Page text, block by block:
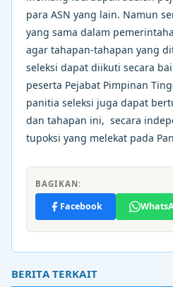
para ASN yang lain. Namun
yang sama dalam
agar tahapan-tahapan yang
seleksi dapat diikuti secara
peserta Pejabat Pimpinan
panitia seleksi juga dapat
dan tahapan ini, secara
tupoksi yang melekat pada
BAGIKAN:
Facebook
BERITA TERKAIT